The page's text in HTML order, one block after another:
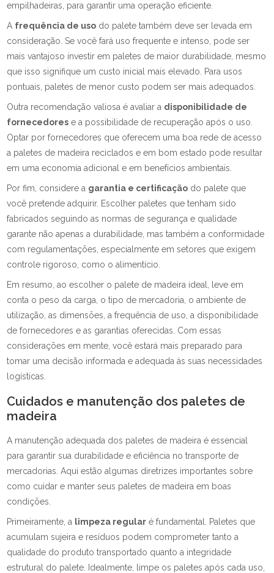
empilhadeiras, para garantir uma operação eficiente.
A frequência de uso do palete também deve ser levada em
consideração. Se você fará uso frequente e intenso, pode ser
mais vantajoso investir em paletes de maior durabilidade, mesmo
que isso signifique um custo inicial mais elevado. Para usos
pontuais, paletes de menor custo podem ser mais adequados.
Outra recomendação valiosa é avaliar a disponibilidade de
fornecedores e a possibilidade de recuperação após o uso.
Optar por fornecedores que oferecem uma boa rede de acesso
a paletes de madeira reciclados e em bom estado pode resultar
em uma economia adicional e em benefícios ambientais.
Por fim, considere a garantia e certificação do palete que
você pretende adquirir. Escolher paletes que tenham sido
fabricados seguindo as normas de segurança e qualidade
garante não apenas a durabilidade, mas também a conformidade
com regulamentações, especialmente em setores que exigem
controle rigoroso, como o alimentício.
Em resumo, ao escolher o palete de madeira ideal, leve em
conta o peso da carga, o tipo de mercadoria, o ambiente de
utilização, as dimensões, a frequência de uso, a disponibilidade
de fornecedores e as garantias oferecidas. Com essas
considerações em mente, você estará mais preparado para
tomar uma decisão informada e adequada às suas necessidades
logísticas.
Cuidados e manutenção dos paletes de
madeira
A manutenção adequada dos paletes de madeira é essencial
para garantir sua durabilidade e eficiência no transporte de
mercadorias. Aqui estão algumas diretrizes importantes sobre
como cuidar e manter seus paletes de madeira em boas
condições.
Primeiramente, a limpeza regular é fundamental. Paletes que
acumulam sujeira e resíduos podem comprometer tanto a
qualidade do produto transportado quanto a integridade
estrutural do palete. Idealmente, limpe os paletes após cada uso,